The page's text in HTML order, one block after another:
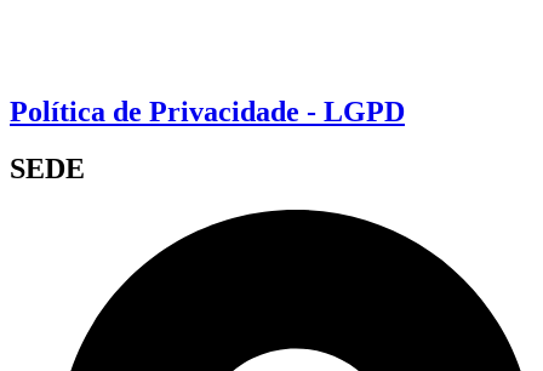
Política de Privacidade - LGPD
SEDE